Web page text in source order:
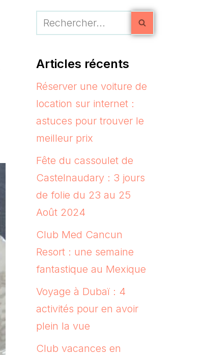
Articles récents
Réserver une voiture de
location sur internet :
astuces pour trouver le
meilleur prix
Fête du cassoulet de
Castelnaudary : 3 jours
de folie du 23 au 25
Août 2024
Club Med Cancun
Resort : une semaine
fantastique au Mexique
Voyage à Dubaï : 4
activités pour en avoir
plein la vue
Club vacances en